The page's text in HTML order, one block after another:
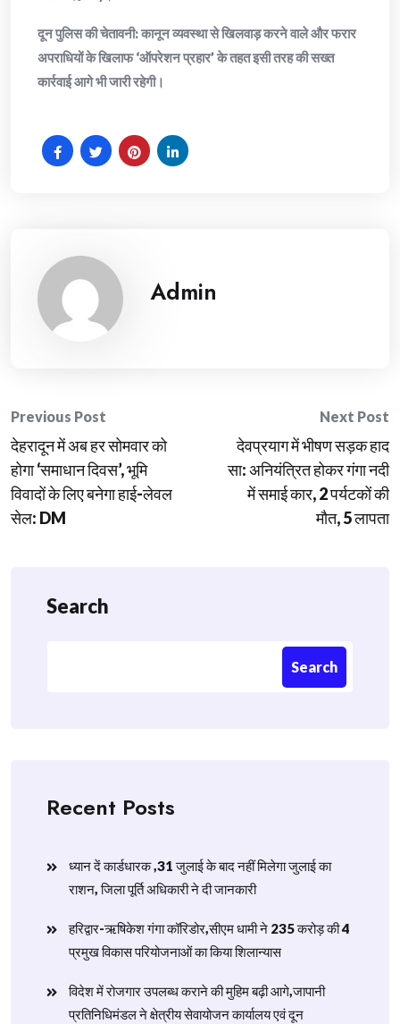
​दून पुलिस की चेतावनी: कानून व्यवस्था से खिलवाड़ करने वाले और फरार
अपराधियों के खिलाफ ‘ऑपरेशन प्रहार’ के तहत इसी तरह की सख्त
कार्रवाई आगे भी जारी रहेगी।
Admin
Post
navigation
Previous Post
देहरादून में अब हर सोमवार को
होगा ‘समाधान दिवस’, भूमि
विवादों के लिए बनेगा हाई-लेवल
सेल: DM
Next Post
देवप्रयाग में भीषण सड़क हाद
सा: अनियंत्रित होकर गंगा नदी
में समाई कार, 2 पर्यटकों की
मौत, 5 लापता
Search
Search
Recent Posts
ध्यान दें कार्डधारक ,31 जुलाई के बाद नहीं मिलेगा जुलाई का
राशन, जिला पूर्ति अधिकारी ने दी जानकारी
हरिद्वार-ऋषिकेश गंगा कॉरिडोर,सीएम धामी ने 235 करोड़ की 4
प्रमुख विकास परियोजनाओं का किया शिलान्यास
विदेश में रोजगार उपलब्ध कराने की मुहिम बढ़ी आगे,जापानी
प्रतिनिधिमंडल ने क्षेत्रीय सेवायोजन कार्यालय एवं दून